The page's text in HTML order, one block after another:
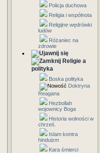
Policja duchowa
Religia i wspólnota
Religijne wędrówki
ludów
Różaniec na
zdrowie
Religie a
polityka
Boska polityka
Doktryna
Reagana
Hezbollah
wojownicy Boga
Historia wolności w
chrześ.
Islam kontra
hinduizm
Kara śmierci